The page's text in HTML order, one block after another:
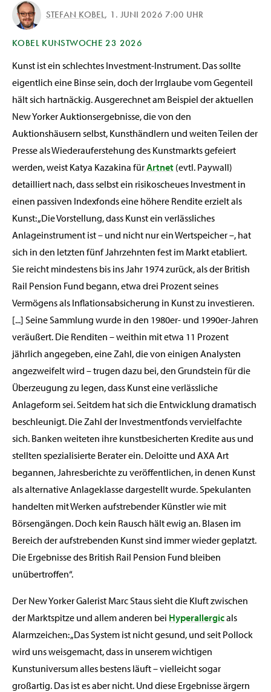
STEFAN KOBEL, 1. JUNI 2026 7:00 UHR
KOBEL KUNSTWOCHE 23 2026
Kunst ist ein schlechtes Investment-Instrument. Das sollte
eigentlich eine Binse sein, doch der Irrglaube vom Gegenteil
hält sich hartnäckig. Ausgerechnet am Beispiel der aktuellen
New Yorker Auktionsergebnisse, die von den
Auktionshäusern selbst, Kunsthändlern und weiten Teilen der
Presse als Wiederauferstehung des Kunstmarkts gefeiert
werden, weist Katya Kazakina fürArtnet (evtl. Paywall)
detailliert nach, dass selbst ein risikoscheues Investment in
einen passiven Indexfonds eine höhere Rendite erzielt als
Kunst: „Die Vorstellung, dass Kunst ein verlässliches
Anlageinstrument ist – und nicht nur ein Wertspeicher –, hat
sich in den letzten fünf Jahrzehnten fest im Markt etabliert.
Sie reicht mindestens bis ins Jahr 1974 zurück, als der British
Rail Pension Fund begann, etwa drei Prozent seines
Vermögens als Inflationsabsicherung in Kunst zu investieren.
[...] Seine Sammlung wurde in den 1980er- und 1990er-Jahren
veräußert. Die Renditen – weithin mit etwa 11 Prozent
jährlich angegeben, eine Zahl, die von einigen Analysten
angezweifelt wird – trugen dazu bei, den Grundstein für die
Überzeugung zu legen, dass Kunst eine verlässliche
Anlageform sei. Seitdem hat sich die Entwicklung dramatisch
beschleunigt. Die Zahl der Investmentfonds vervielfachte
sich. Banken weiteten ihre kunstbesicherten Kredite aus und
stellten spezialisierte Berater ein. Deloitte und AXA Art
begannen, Jahresberichte zu veröffentlichen, in denen Kunst
als alternative Anlageklasse dargestellt wurde. Spekulanten
handelten mit Werken aufstrebender Künstler wie mit
Börsengängen. Doch kein Rausch hält ewig an. Blasen im
Bereich der aufstrebenden Kunst sind immer wieder geplatzt.
Die Ergebnisse des British Rail Pension Fund bleiben
unübertroffen“.
Der New Yorker Galerist Marc Staus sieht die Kluft zwischen
der Marktspitze und allem anderen bei Hyperallergicals
Alarmzeichen: „Das System ist nicht gesund, und seit Pollock
wird uns weisgemacht, dass in unserem wichtigen
Kunstuniversum alles bestens läuft – vielleicht sogar
großartig. Das ist es aber nicht. Und diese Ergebnisse ärgern